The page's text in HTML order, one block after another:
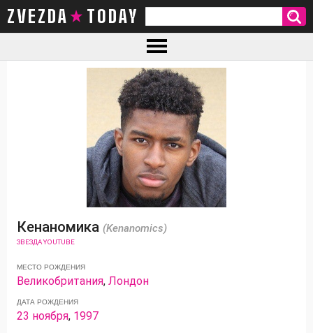
ZVEZDA TODAY
Кенаномика (Kenanomics)
ЗВЕЗДА YOUTUBE
МЕСТО РОЖДЕНИЯ
Великобритания,Лондон
ДАТА РОЖДЕНИЯ
23 ноября, 1997